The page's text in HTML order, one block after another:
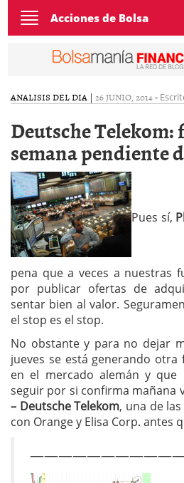
Toggle
navigation
Acciones de Bolsa
ANALISIS DEL DIA | 26 JUNIO, 2014-
Deutsche Telekom:
semana pendiente
Pues sí,
pena que a veces a nuestras
por publicar ofertas de
sentar bien al valor.
el stop es el stop.
No obstante y para no dejar
jueves se está generando
en el mercado alemán y que
seguir por si confirma mañana
– Deutsche Telekom, una de
con Orange y Elisa Corp. antes